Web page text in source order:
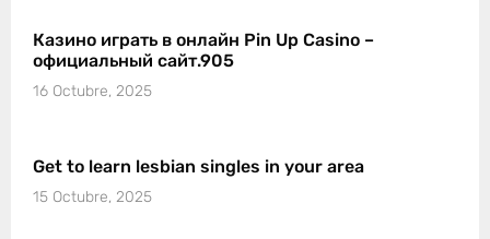
Казино играть в онлайн Pin Up Casino –
официальный сайт.905
16 Octubre, 2025
Get to learn lesbian singles in your area
15 Octubre, 2025